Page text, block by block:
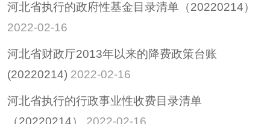
河北省执行的政府性基金目录清单（20220214）
2022-02-16
河北省财政厅2013年以来的降费政策台账
(20220214) 2022-02-16
河北省执行的行政事业性收费目录清单